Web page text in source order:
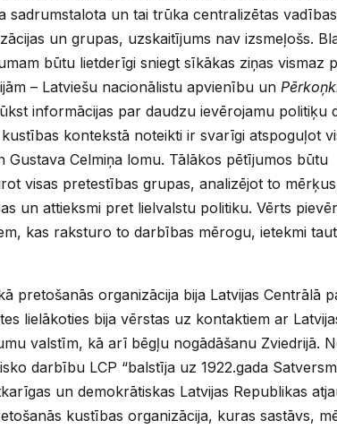
sadrumstalota un tai trūka centralizētas
un grupas, uzskaitījums nav izsmeļošs.
būtu lietderīgi sniegt sīkākas ziņas vismaz
– Latviešu nacionālistu apvienību un
informācijas par daudzu ievērojamu politiķu
kontekstā noteikti ir svarīgi atspoguļot
Gustava Celmiņa lomu. Tālākos pētījumos būtu
visas pretestības grupas, analizējot to
un attieksmi pret lielvalstu politiku. Vērts
kas raksturo to darbības mērogu, ietekmi
pretošanās organizācija bija Latvijas Centrālā
lielākoties bija vērstas uz kontaktiem ar
valstīm, kā arī bēgļu nogādāšanu Zviedrijā.
darbību LCP “balstīja uz 1922.gada
un demokrātiskas Latvijas Republikas
kustības organizācija, kuras sastāvs,